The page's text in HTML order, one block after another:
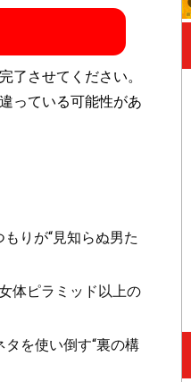
了させてください。
っている可能性があ
りが“見知らぬ男た
体ピラミッド以上の
を使い倒す“裏の構